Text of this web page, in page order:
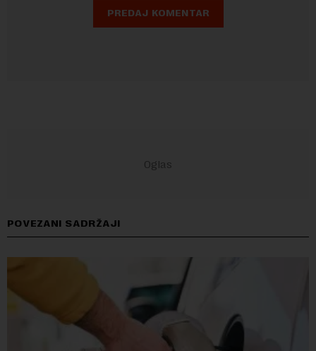
POVEZANI SADRŽAJI